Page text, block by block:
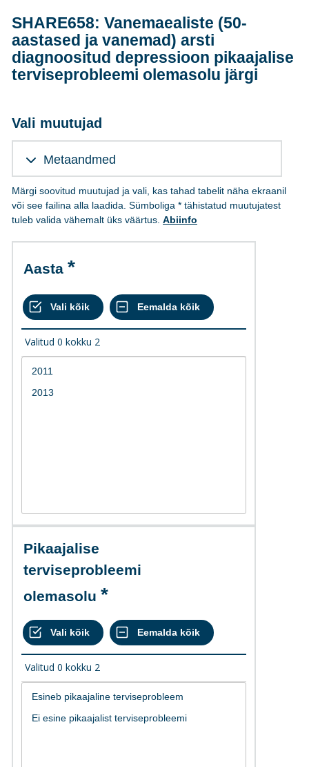
SHARE658: Vanemaealiste (50-
aastased ja vanemad) arsti
diagnoositud depressioon pikaajalise
terviseprobleemi olemasolu järgi
Vali muutujad
Metaandmed
Märgi soovitud muutujad ja vali, kas tahad tabelit näha ekraanil
või see failina alla laadida. Sümboliga * tähistatud muutujatest
tuleb valida vähemalt üks väärtus. Abiinfo
Aasta
Valitud 0 kokku 2
Pikaajalise
terviseprobleemi
olemasolu
Valitud 0 kokku 2